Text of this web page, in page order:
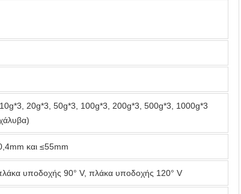
20g*3, 50g*3, 100g*3, 200g*3, 500g*3, 1000g*3
και ≤55mm
υποδοχής 90° V, πλάκα υποδοχής 120° V